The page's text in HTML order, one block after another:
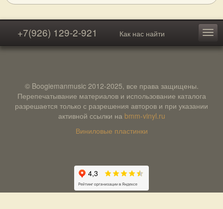
+7(926) 129-2-921 Как нас найти
© Boogiemanmusic 2012-2025, все права защищены.
Перепечатывание материалов и использование каталога
разрешается только с разрешения авторов и при указании
активной ссылки на bmm-vinyl.ru
Виниловые пластинки